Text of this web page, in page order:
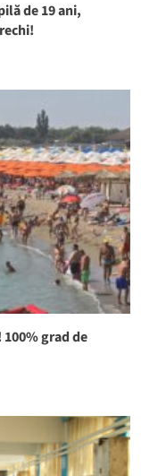
de 19 ani,
grad de